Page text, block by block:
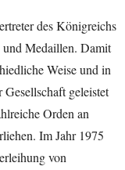
des Königreichs
Medaillen. Damit
Weise und in
geleistet
Orden an
Im Jahr 1975
von